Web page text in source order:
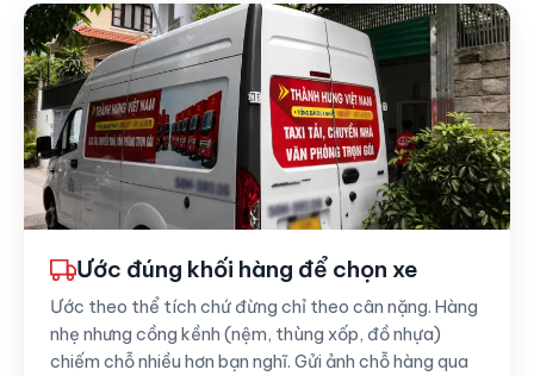
Ước đúng khối hàng để chọn xe
Ước theo thể tích chứ đừng chỉ theo cân nặng. Hàng
nhẹ nhưng cồng kềnh (nệm, thùng xốp, đồ nhựa)
chiếm chỗ nhiều hơn bạn nghĩ. Gửi ảnh chỗ hàng qua